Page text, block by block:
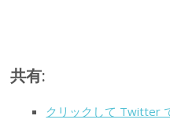
共有:
クリックして Twitter